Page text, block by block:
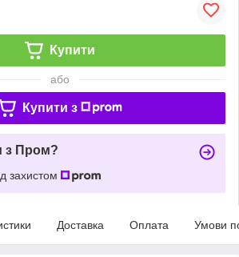
Купити
або
Купити з
з Пром?
захистом
Доставка Оплата Умови